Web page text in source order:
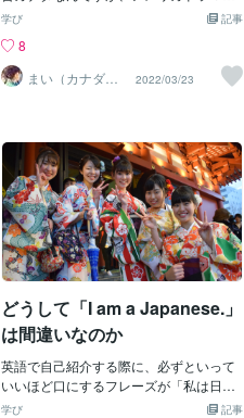
洋楽・ 英会話・参考書見比
が一番大切でそのためには「学習する目
的意識を持つ」ことと「英語学習が好き
になる」ことが大切な要素であると考え
ただきます！twitter等の媒体を通じて英
語に関するブログや情報発信もおこなっ
ております。どうぞよろしくお願い致し
ます。m(_ _)mﾍﾟｺﾘ
「Mad Men」を見ています。舞台は1960
ッタンの広告代理業に携わる男女の話で
す。今の基準からすれば、セクハラ、パ
ワハラに相当する事象が盛沢山ですが、
す。1962年に西洋社会に紹介された日本
の歌「上を向いて歩こう（英語タイトル
はSukiyaki）」がバックグラウンドに流
れるシーンもありました。広告業といえ
ばコピーライティングですね。登場する
人物みんな、言葉や文章に敏感な人た
ち、言葉遊び（Play on words）も大好き
なので、その会話は英語学習素材として
もなかなか面白いと思います。ただ、
少々早口になる部分もあり、当時独特の
言い回しもあるので、（Swell＝粋な、な
ど）ちょっと戸惑う部分もあるかも。そ
れでも、60年代の流行や当時の人々の生
活や思想を回想するには興味深い素材だ
記事
学び
8
まい（カナダ在
住）
2022/03/23
どうして「I am a Japanese.」
は間違いなのか
英語で自己紹介する際に、必ずといって
いいほど口にするフレーズが「私は日本
人です」ですよね。そんなとき、もしか
記事
学び